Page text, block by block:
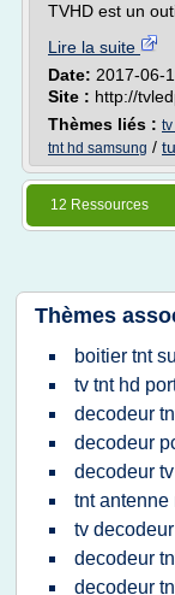
TVHD est un
Lire la suite
Date: 2017-06-
Site : http://
Thèmes liés :
tnt hd samsung /
12 Ressources
Thèmes
boitier tnt
tv tnt hd
decodeur
decodeur
decodeur
tnt antenne
tv
decodeur
decodeur